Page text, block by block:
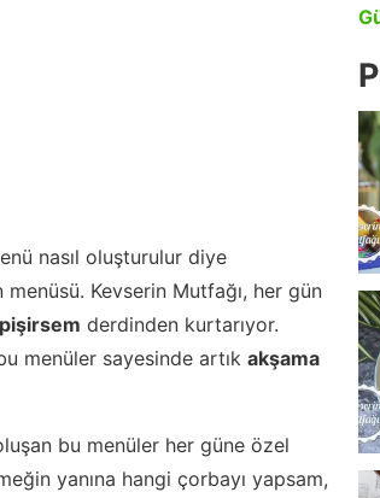
nasıl oluşturulur diye
Kevserin Mutfağı, her gün
derdinden kurtarıyor.
menüler sayesinde artık akşama
bu menüler her güne özel
yanına hangi çorbayı yapsam,